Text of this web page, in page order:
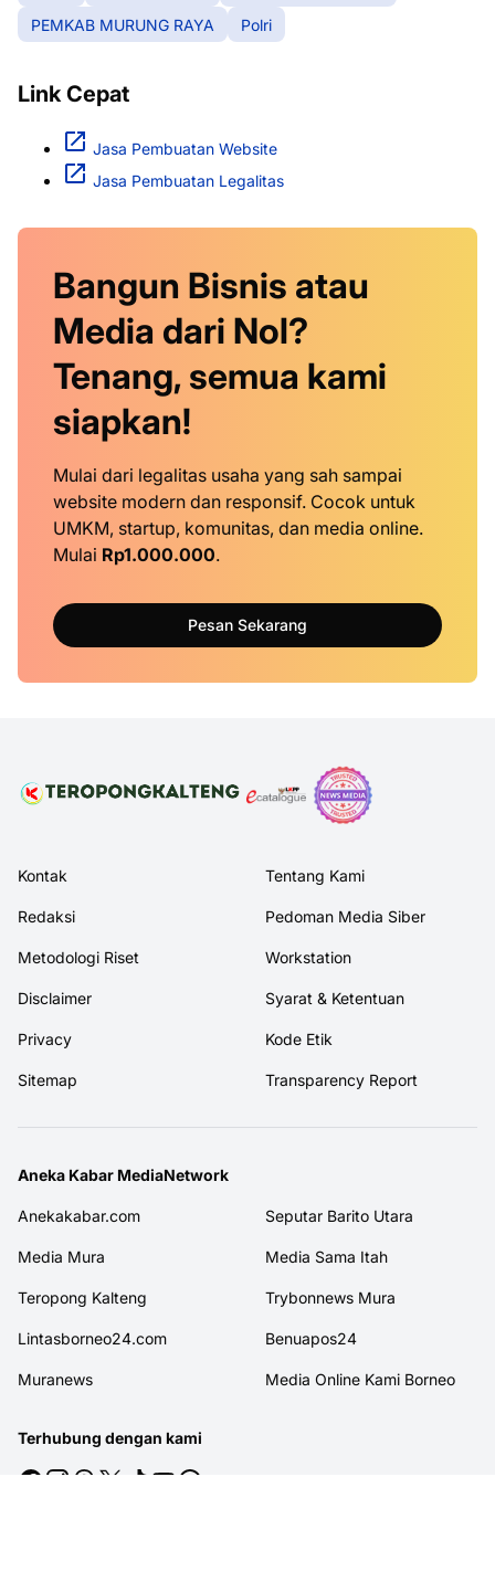
PEMKAB MURUNG RAYA
Polri
Link Cepat
Jasa Pembuatan Website
Jasa Pembuatan Legalitas
Bangun Bisnis atau
Media dari Nol?
Tenang, semua kami
siapkan!
Mulai dari legalitas usaha yang sah sampai
website modern dan responsif. Cocok untuk
UMKM, startup, komunitas, dan media online.
Mulai Rp1.000.000.
Pesan Sekarang
Kontak Tentang Kami
Redaksi Pedoman Media Siber
Metodologi Riset Workstation
Disclaimer Syarat & Ketentuan
Privacy Kode Etik
Sitemap Transparency Report
Aneka Kabar MediaNetwork
Anekakabar.com Seputar Barito Utara
Media Mura Media Sama Itah
Teropong Kalteng Trybonnews Mura
Lintasborneo24.com Benuapos24
Muranews Media Online Kami Borneo
Terhubung dengan kami